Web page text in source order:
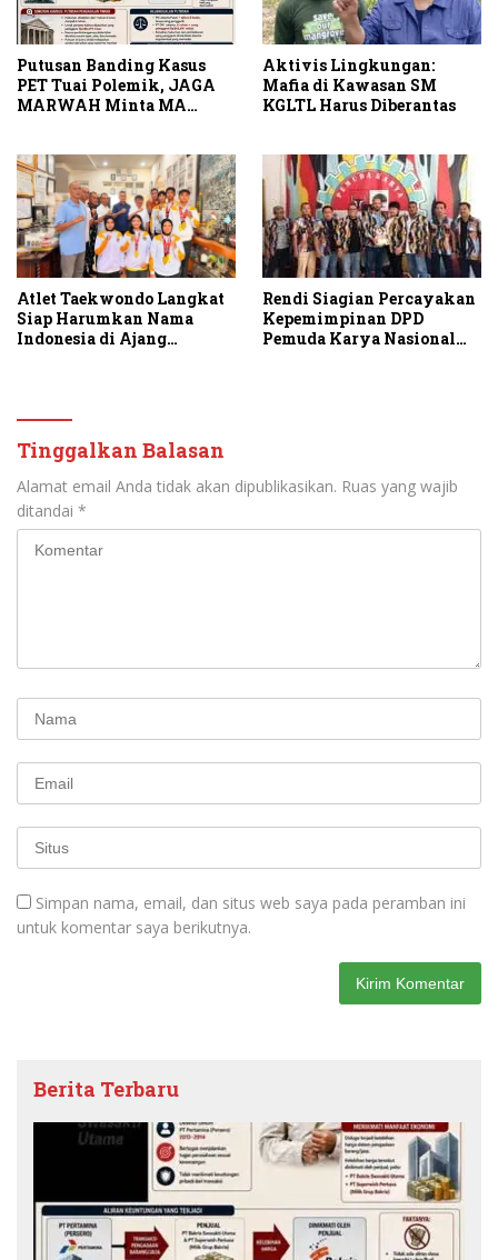
Putusan Banding Kasus
PET Tuai Polemik, JAGA
MARWAH Minta MA
Aktivis Lingkungan:
Mafia di Kawasan SM
KGLTL Harus Diberantas
Atlet Taekwondo Langkat
Siap Harumkan Nama
Indonesia di Ajang
Rendi Siagian Percayakan
Kepemimpinan DPD
Pemuda Karya Nasional
Tinggalkan Balasan
Alamat email Anda tidak akan dipublikasikan. Ruas yang wajib
ditandai *
Simpan nama, email, dan situs web saya pada peramban ini
untuk komentar saya berikutnya.
Berita Terbaru